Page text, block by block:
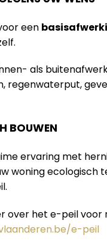
een
als
regenwaterput,
BOUWEN
ervaring met
woning ecologisch
over het e-peil voor
e-peil